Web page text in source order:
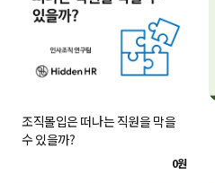
조직몰입은 떠나는 직원을 막을
수 있을까?
0원